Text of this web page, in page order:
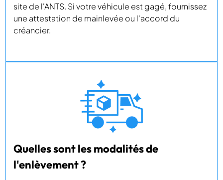
site de l'ANTS. Si votre véhicule est gagé, fournissez
une attestation de mainlevée ou l'accord du
créancier.
Quelles sont les modalités de
l'enlèvement ?